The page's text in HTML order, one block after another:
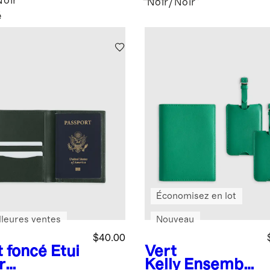
Noir/Noir
foncé Étui
$40.00
ventes
Vert
Kelly Ensemble
Économisez en lot
Nouveau